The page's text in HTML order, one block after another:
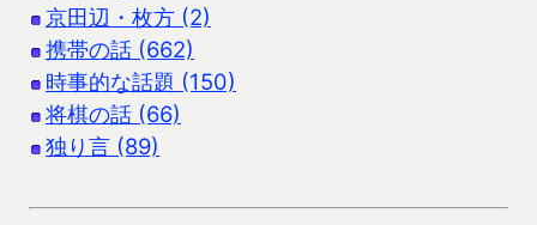
京田辺・枚方 (2)
携帯の話 (662)
時事的な話題 (150)
将棋の話 (66)
独り言 (89)